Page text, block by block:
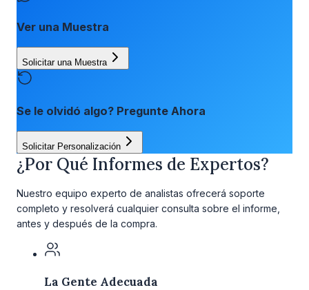
Ver una Muestra
Solicitar una Muestra
Se le olvidó algo? Pregunte Ahora
Solicitar Personalización
¿Por Qué Informes de Expertos?
Nuestro equipo experto de analistas ofrecerá soporte
completo y resolverá cualquier consulta sobre el informe,
antes y después de la compra.
La Gente Adecuada